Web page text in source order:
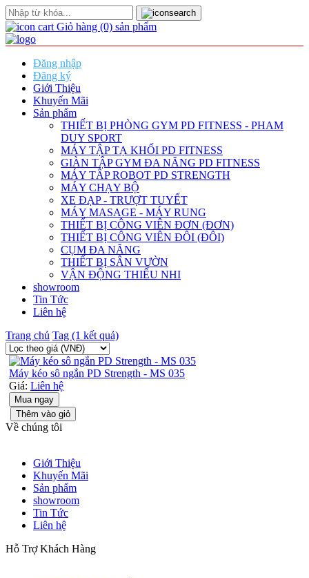
Giỏ hàng (0) sản phẩm
Đăng nhập
Đăng ký
Giới Thiệu
Khuyến Mãi
Sản phẩm
THIẾT BỊ PHÒNG GYM PD FITNESS - PHAM
DUY SPORT
MÁY TẬP TẠ KHỐI PD FITNESS
GIÀN TẬP GYM ĐA NĂNG PD FITNESS
MÁY TÂP ROBOT PD STRENGTH
MÁY CHẠY BỘ
XE ĐẠP - TRƯỢT TUYẾT
MÁY MASAGE - MÁY RUNG
THIẾT BỊ CÔNG VIÊN ĐƠN (ĐƠN)
THIẾT BỊ CÔNG VIÊN ĐÔI (ĐÔI)
CỤM ĐA NĂNG
THIẾT BỊ SÂN VƯỜN
VẬN ĐỘNG THIẾU NHI
showroom
Tin Tức
Liên hệ
Trang chủ Tag (1 kết quả)
Máy kéo sô ngắn PD Strength - MS 035
Giá: Liên hệ
Mua ngay
Thêm vào giỏ
Về chúng tôi
Giới Thiệu
Khuyến Mãi
Sản phẩm
showroom
Tin Tức
Liên hệ
Hỗ Trợ Khách Hàng